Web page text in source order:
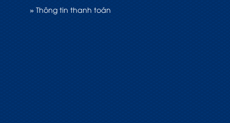
» Thông tin thanh toán